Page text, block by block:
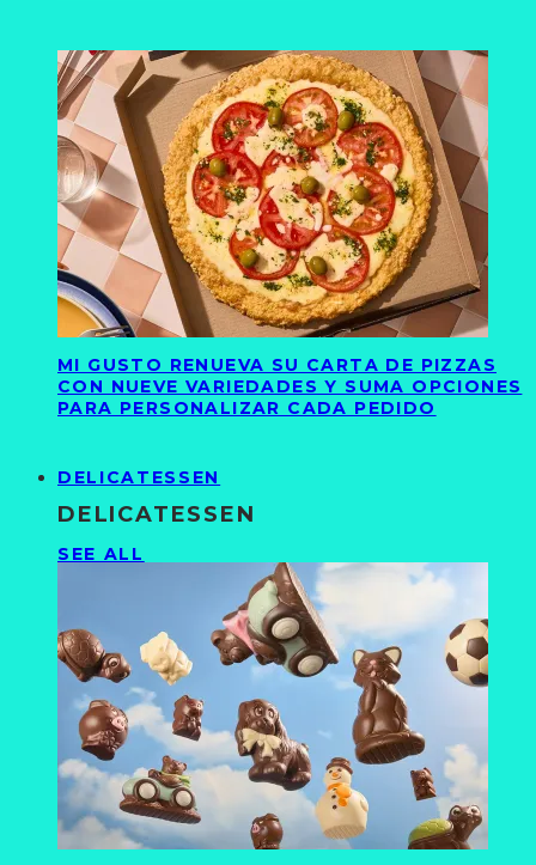
MI GUSTO RENUEVA SU CARTA DE PIZZAS
CON NUEVE VARIEDADES Y SUMA OPCIONES
PARA PERSONALIZAR CADA PEDIDO
DELICATESSEN
DELICATESSEN
SEE ALL